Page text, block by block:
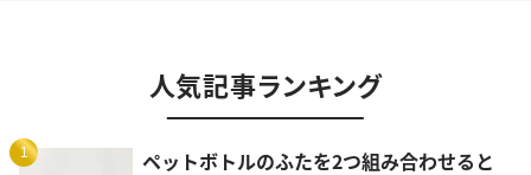
人気記事ランキング
1
ペットボトルのふたを2つ組み合わせると